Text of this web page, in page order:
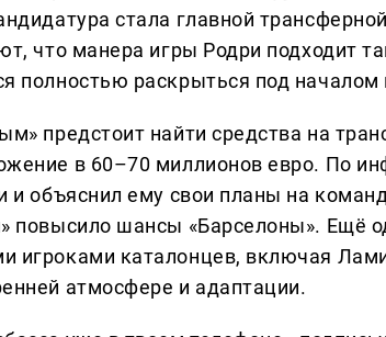
стала главной
что манера игры Родри подходит
полностью раскрыться под
предстоит найти средства на
в 60–70 миллионов евро. По
и объяснил ему свои планы на
повысило шансы «Барселоны». Ещё
игроками каталонцев, включая
атмосфере и адаптации.